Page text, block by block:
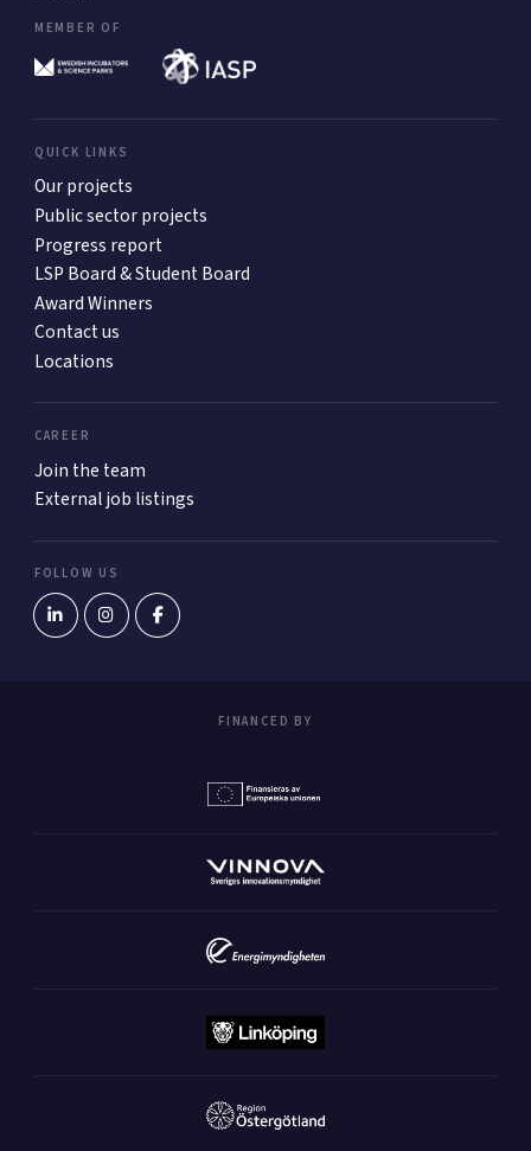
MEMBER OF
QUICK LINKS
Our projects
Public sector projects
Progress report
LSP Board & Student Board
Award Winners
Contact us
Locations
CAREER
Join the team
External job listings
FOLLOW US
FINANCED BY